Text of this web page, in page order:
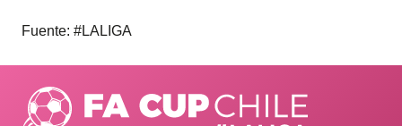
Fuente: #LALIGA